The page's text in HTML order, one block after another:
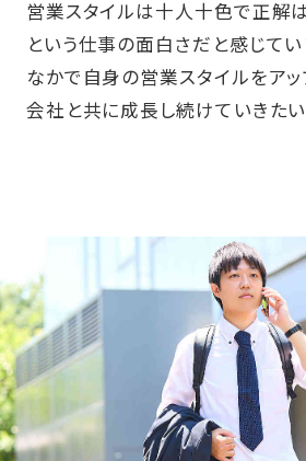
営業スタイルは十人十色で正解
という仕事の面白さだと感じて
なかで自身の営業スタイルをアッ
会社と共に成長し続けていきたい